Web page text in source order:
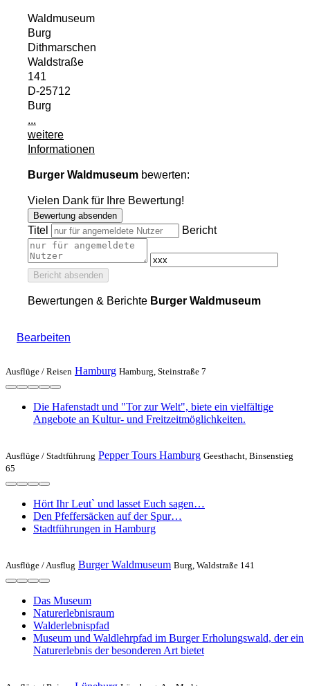
Waldmuseum
Burg
Dithmarschen
Waldstraße
141
D-25712
Burg
...
weitere
Informationen
Burger Waldmuseum bewerten:
Vielen Dank für Ihre Bewertung!
Bewertung absenden
Titel Bericht
Bericht absenden
Bewertungen & Berichte Burger Waldmuseum
Bearbeiten
Ausflüge / Reisen Hamburg Hamburg, Steinstraße 7
Die Hafenstadt und "Tor zur Welt", biete ein vielfältige
Angebote an Kultur- und Freitzeitmöglichkeiten.
Ausflüge / Stadtführung Pepper Tours Hamburg Geesthacht, Binsenstieg
65
Hört Ihr Leut` und lasset Euch sagen…
Den Pfeffersäcken auf der Spur…
Stadtführungen in Hamburg
Ausflüge /Ausflug Burger Waldmuseum Burg, Waldstraße 141
Das Museum
Naturerlebnisraum
Walderlebnispfad
Museum und Waldlehrpfad im Burger Erholungswald, der ein
Naturerlebnis der besonderen Art bietet